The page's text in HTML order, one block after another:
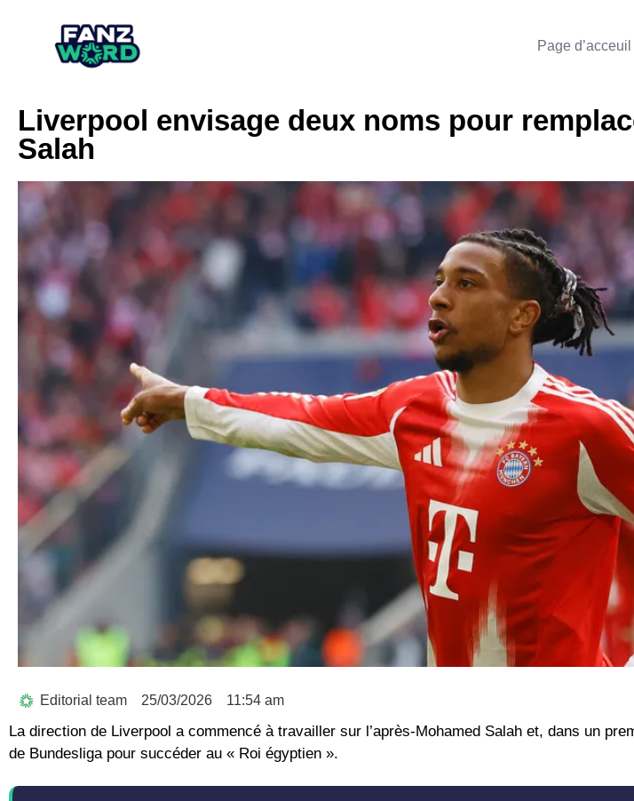
Page d’acceuil
Liverpool envisage deux noms pour
Salah
Editorial team 25/03/2026 11:54 am
La direction de Liverpool a commencé à travailler sur l’après-Mohamed Salah et, dans un
de Bundesliga pour succéder au « Roi égyptien ».